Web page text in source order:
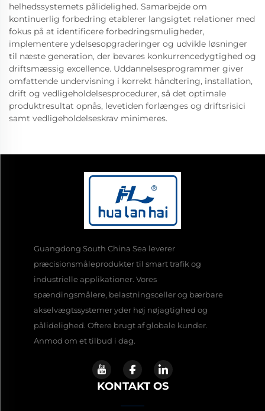
helhedssystemets pålidelighed. Samarbejde om
kontinuerlig forbedring etablerer langsigtet relationer med
fokus på at identificere forbedringsmuligheder,
implementere ydelsesopgraderinger og udvikle løsninger
til næste generation, der bevares konkurrencedygtighed og
driftsmæssig excellence. Uddannelsesprogrammer giver
omfattende undervisning i korrekt håndtering, installation,
drift og vedligeholdelsesprocedurer, så det optimale
produktresultat opnås, levetiden forlænges og driftsrisici
samt vedligeholdelseskrav minimeres.
Guangdong South China Sea leverer
præcisionsmåleprodukter til smart trafik og
industrielle applikationer. Vores
spændingsmålere, belastningsceller og bærbare
akselvægtssystemer yder høj nøjagtighed og
pålidelighed. Oftere brugt af globale kunder.
Anmod om et tilbud i dag.
KONTAKT OS